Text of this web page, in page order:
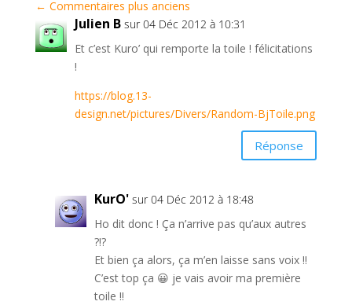
← Commentaires plus anciens
Julien B sur 04 Déc 2012 à 10:31
Et c’est Kuro’ qui remporte la toile ! félicitations
!
https://blog.13-
design.net/pictures/Divers/Random-BjToile.png
Réponse
KurO' sur 04 Déc 2012 à 18:48
Ho dit donc ! Ça n’arrive pas qu’aux autres
?!?
Et bien ça alors, ça m’en laisse sans voix !!
C’est top ça 😀 je vais avoir ma première
toile !!